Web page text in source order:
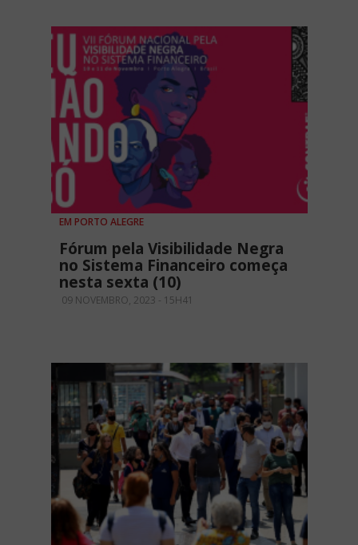
EM PORTO ALEGRE
Fórum pela Visibilidade Negra
no Sistema Financeiro começa
nesta sexta (10)
09 NOVEMBRO, 2023 - 15H41